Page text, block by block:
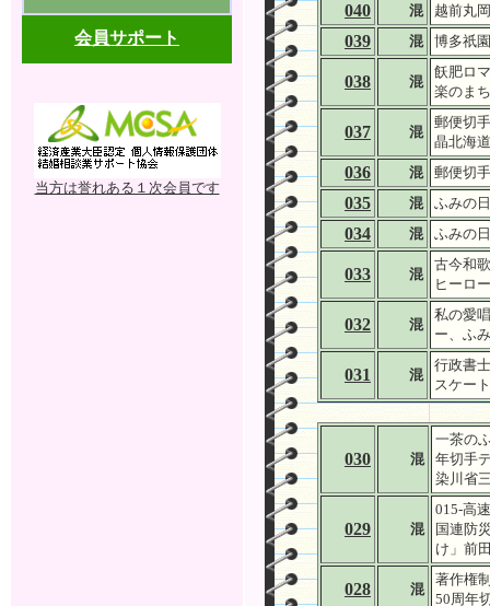
会員サポート
当方は誉れある１次会員です
040 混 越前丸
039 混 博多祇
038 混
飫肥ロ
楽のま
037 混
郵便切
晶北海
036 混 郵便切
035 混 ふみの日
034 混 ふみの
033 混
古今和
ヒーロ
032 混
私の愛
ー、ふ
031 混
行政書
スケー
030 混
一茶の
年切手
染川省
029 混
015-高
国連防
け」前
028 混
著作権
50周年